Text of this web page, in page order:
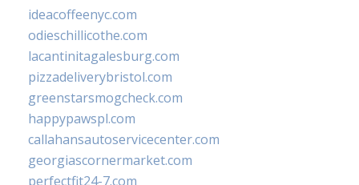
ideacoffeenyc.com
odieschillicothe.com
lacantinitagalesburg.com
pizzadeliverybristol.com
greenstarsmogcheck.com
happypawspl.com
callahansautoservicecenter.com
georgiascornermarket.com
perfectfit24-7.com